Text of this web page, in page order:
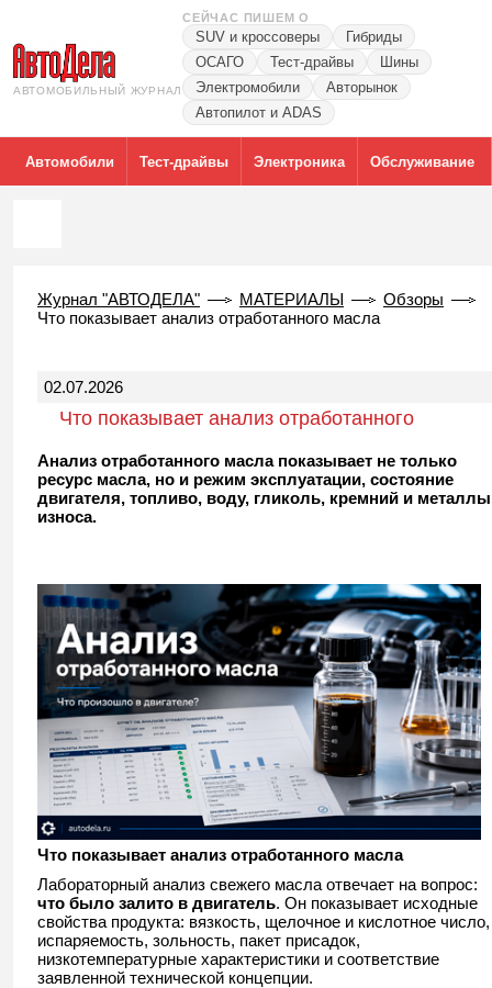
АВТОМОБИЛЬНЫЙ ЖУРНАЛ
СЕЙЧАС ПИШЕМ О
SUV и кроссоверы
Гибриды
ОСАГО
Тест-драйвы
Шины
Электромобили
Авторынок
Автопилот и ADAS
Автомобили Тест-драйвы Электроника Обслуживание
Журнал "АВТОДЕЛА" МАТЕРИАЛЫ
Обзоры
Что показывает анализ отработанного масла
02.07.2026
Что показывает анализ отработанного
Анализ отработанного масла показывает не только
ресурс масла, но и режим эксплуатации, состояние
двигателя, топливо, воду, гликоль, кремний и металлы
износа.
Что показывает анализ отработанного масла
Лабораторный анализ свежего масла отвечает на вопрос:
что было залито в двигатель. Он показывает исходные
свойства продукта: вязкость, щелочное и кислотное число,
испаряемость, зольность, пакет присадок,
низкотемпературные характеристики и соответствие
заявленной технической концепции.